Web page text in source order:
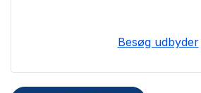
Besøg udbyder